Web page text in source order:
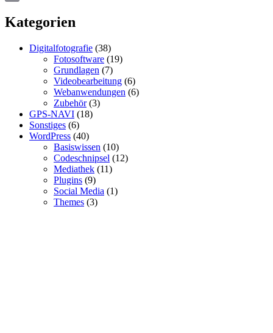
Kategorien
Digitalfotografie (38)
Fotosoftware (19)
Grundlagen (7)
Videobearbeitung (6)
Webanwendungen (6)
Zubehör(3)
GPS-NAVI (18)
Sonstiges (6)
WordPress (40)
Basiswissen (10)
Codeschnipsel (12)
Mediathek (11)
Plugins (9)
Social Media (1)
Themes (3)